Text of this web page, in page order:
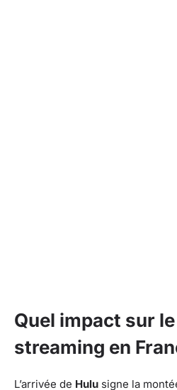
Quel impact sur
streaming en
L’arrivée de Hulu signe la